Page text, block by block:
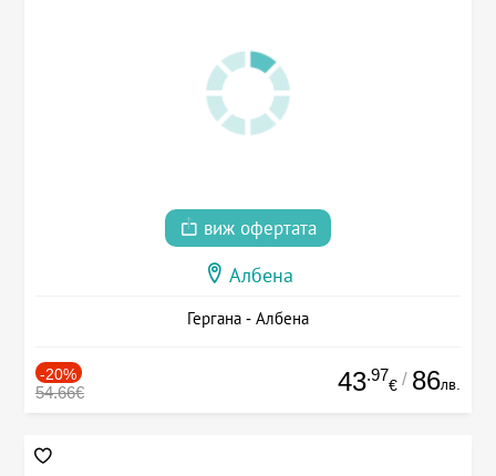
виж офертата
Албена
Гергана - Албена
-20%
54.66€ 43.97
€ / 86лв.